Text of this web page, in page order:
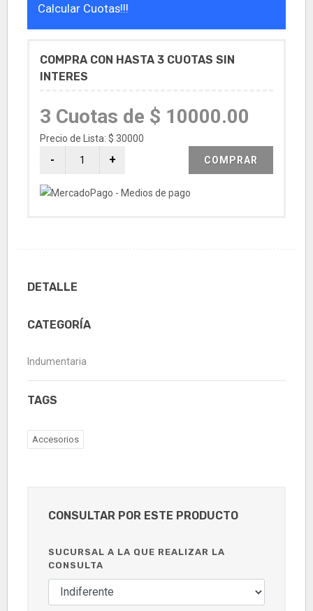
Calcular Cuotas!!!
COMPRA CON HASTA 3 CUOTAS SIN
INTERES
3 Cuotas de $ 10000.00
Precio de Lista: $ 30000
COMPRAR
DETALLE
CATEGORÍA
Indumentaria
TAGS
Accesorios
CONSULTAR POR ESTE PRODUCTO
SUCURSAL A LA QUE REALIZAR LA
CONSULTA